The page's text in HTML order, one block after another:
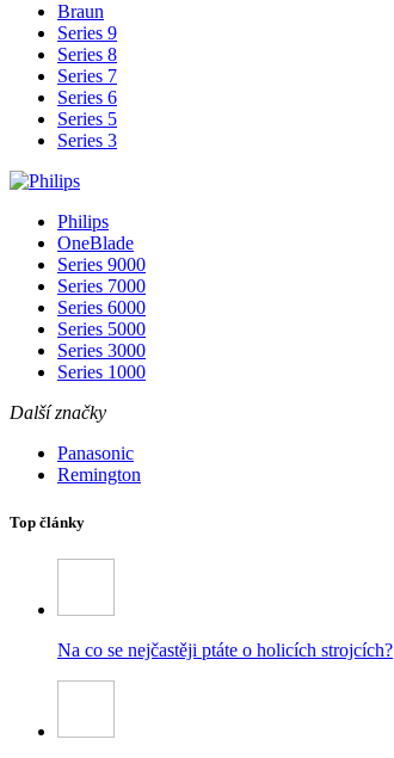
Braun
Series 9
Series 8
Series 7
Series 6
Series 5
Series 3
Philips
OneBlade
Series 9000
Series 7000
Series 6000
Series 5000
Series 3000
Series 1000
Další značky
Panasonic
Remington
Top články
Na co se nejčastěji ptáte o holicích strojcích?